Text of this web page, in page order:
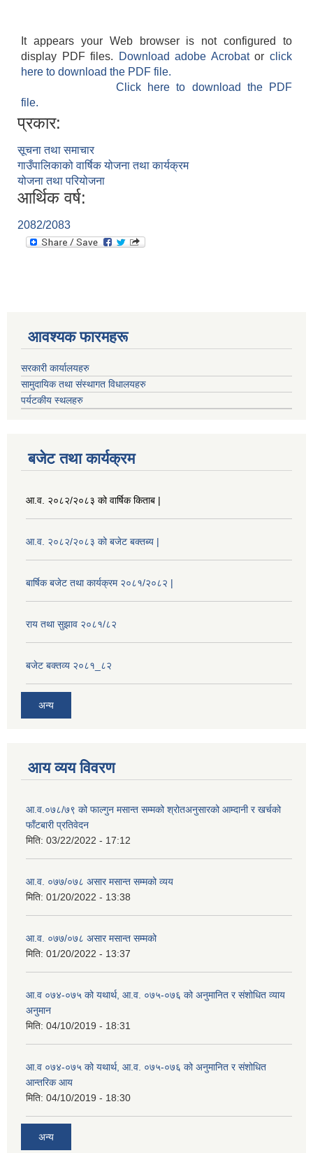
It appears your Web browser is not configured to
display PDF files.
Download adobe Acrobatorclick
here to download the PDF file.
Click here to download the PDF
file.
प्रकार:
सूचना तथा समाचार
गाउँपालिकाको वार्षिक योजना तथा कार्यक्रम
योजना तथा परियोजना
आर्थिक वर्ष:
2082/2083
आवश्यक फारमहरू
सरकारी कार्यालयहरु
सामुदायिक तथा संस्थागत विधालयहरु
पर्यटकीय स्थलहरु
बजेट तथा कार्यक्रम
आ.व. २०८२/२०८३ को वार्षिक किताब |
आ.व. २०८२/२०८३ को बजेट बक्तब्य |
बार्षिक बजेट तथा कार्यक्रम २०८१/२०८२ |
राय तथा सुझाव २०८१/८२
बजेट बक्तव्य २०८१_८२
अन्य
आय व्यय विवरण
आ.व.०७८/७९ को फाल्गुन मसान्त सम्मको श्रोतअनुसारको आम्दानी र खर्चको
फाँटबारी प्रतिवेदन
मिति: 03/22/2022 - 17:12
आ.व. ०७७/०७८ असार मसान्त सम्मको व्यय
मिति: 01/20/2022 - 13:38
आ.व. ०७७/०७८ असार मसान्त सम्मको
मिति: 01/20/2022 - 13:37
आ.व ०७४-०७५ को यथार्थ, आ.व. ०७५-०७६ को अनुमानित र संशोधित व्याय
अनुमान
मिति: 04/10/2019 - 18:31
आ.व ०७४-०७५ को यथार्थ, आ.व. ०७५-०७६ को अनुमानित र संशोधित
आन्तरिक आय
मिति: 04/10/2019 - 18:30
अन्य